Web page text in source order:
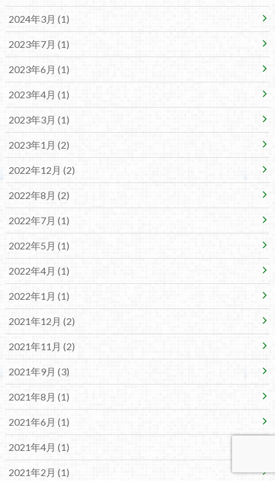
2024年3月 (1)
2023年7月 (1)
2023年6月 (1)
2023年4月 (1)
2023年3月 (1)
2023年1月 (2)
2022年12月 (2)
2022年8月 (2)
2022年7月 (1)
2022年5月 (1)
2022年4月 (1)
2022年1月 (1)
2021年12月 (2)
2021年11月 (2)
2021年9月 (3)
2021年8月 (1)
2021年6月 (1)
2021年4月 (1)
2021年2月 (1)